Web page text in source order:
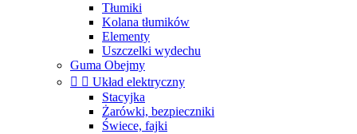
Tłumiki
Kolana tłumików
Elementy
Uszczelki wydechu
Guma Obejmy
  Układ elektryczny
Stacyjka
Żarówki, bezpieczniki
Świece, fajki